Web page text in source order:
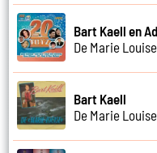
Bart Kaell en
De Marie Louise
Bart Kaell
De Marie Louise